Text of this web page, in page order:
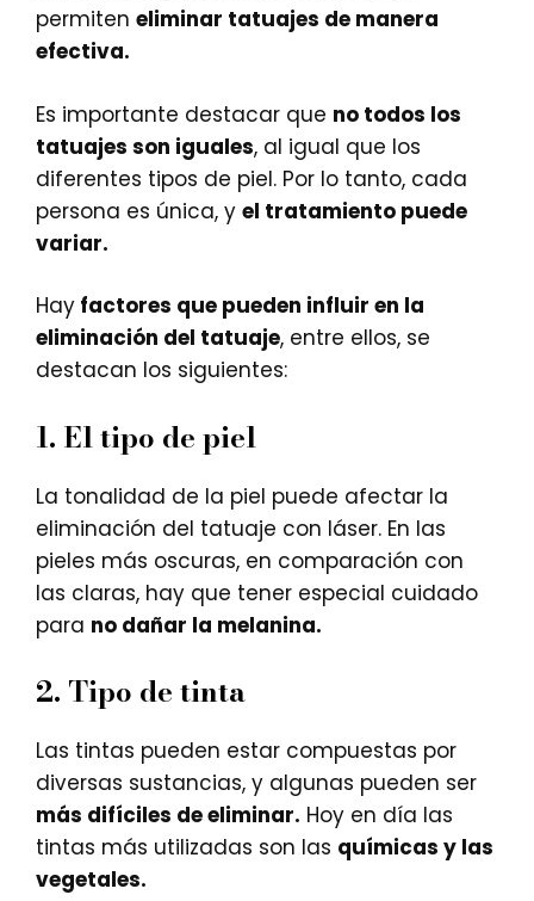
permiten eliminar tatuajes de manera
efectiva.
Es importante destacar que no todos los
tatuajes son iguales, al igual que los
diferentes tipos de piel. Por lo tanto, cada
persona es única, y el tratamiento puede
variar.
Hay factores que pueden influir en la
eliminación del tatuaje, entre ellos, se
destacan los siguientes:
1. El tipo de piel
La tonalidad de la piel puede afectar la
eliminación del tatuaje con láser. En las
pieles más oscuras, en comparación con
las claras, hay que tener especial cuidado
para no dañar la melanina.
2. Tipo de tinta
Las tintas pueden estar compuestas por
diversas sustancias, y algunas pueden ser
más difíciles de eliminar. Hoy en día las
tintas más utilizadas son las químicas y las
vegetales.